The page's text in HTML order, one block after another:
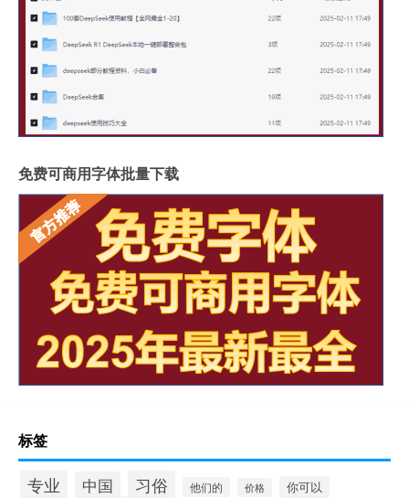
免费可商用字体批量下载
标签
专业 中国 习俗 他们的 价格 你可以